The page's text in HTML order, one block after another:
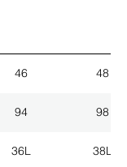
46 48
94 98
36L 38L